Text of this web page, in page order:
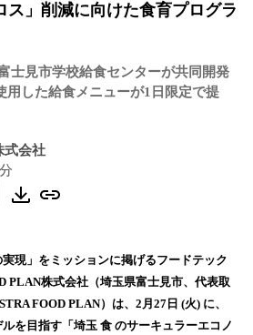
ス」削減に向けた食育プログラ
士見市学校給食センターが共同開発
用した給食メニューが1日限定で提
式会社
実現」をミッションに掲げるフードテック
PLAN株式会社（埼玉県富士見市、代表取
FOOD PLAN）は、2月27日 (火) に、
を目指す「埼玉 食 のサーキュラーエコノ